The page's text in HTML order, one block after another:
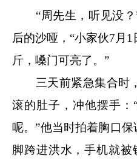
“周先生，听见没？
后的沙哑，“小家伙7月
斤，嗓门可亮了。”
三天前紧急集合时
滚的肚子，冲他摆手
呢。”他当时拍着胸口
脚跨进洪水，手机就被